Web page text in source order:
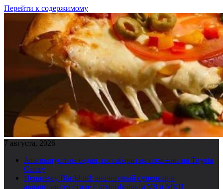
Перейти к содержимому
7 августа, 2026
Jetta выпустила седан, по габаритам похожий на Toyota
Camry
Hennessey Blackbird: аналоговый суперкар в
авиационном стиле с атмосферным V8 и МКП